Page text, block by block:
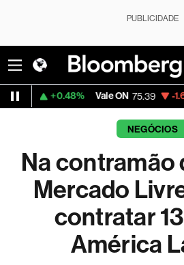
PUBLICIDADE
Vale ON 75.39 -1.66% Itaú
NEGÓCIOS
Na contramão
Mercado
contratar
América